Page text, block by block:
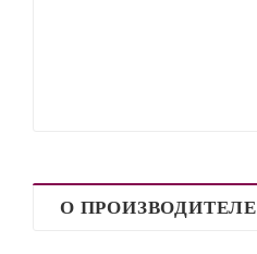
О ПРОИЗВОДИТЕЛЕ